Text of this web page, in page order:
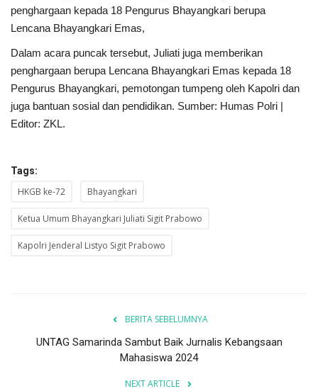
penghargaan kepada 18 Pengurus Bhayangkari berupa
Lencana Bhayangkari Emas,
Dalam acara puncak tersebut, Juliati juga memberikan
penghargaan berupa Lencana Bhayangkari Emas kepada 18
Pengurus Bhayangkari, pemotongan tumpeng oleh Kapolri dan
juga bantuan sosial dan pendidikan. Sumber: Humas Polri |
Editor: ZKL.
Tags:
HKGB ke-72 Bhayangkari
Ketua Umum Bhayangkari Juliati Sigit Prabowo
Kapolri Jenderal Listyo Sigit Prabowo
BERITA SEBELUMNYA
UNTAG Samarinda Sambut Baik Jurnalis Kebangsaan
Mahasiswa 2024
NEXT ARTICLE